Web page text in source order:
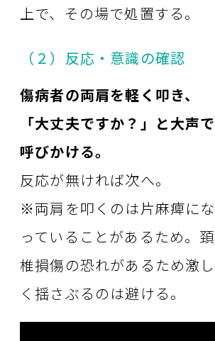
上で、その場で処置する。
（２）反応・意識の確認
傷病者の両肩を軽く叩き、
「大丈夫ですか？」と大声で
呼びかける。
反応が無ければ次へ。
※両肩を叩くのは片麻痺にな
っていることがあるため。頚
椎損傷の恐れがあるため激し
く揺さぶるのは避ける。